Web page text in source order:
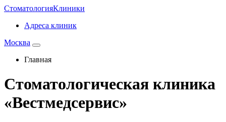
СтоматологияКлиники
Адреса клиник
Москва
Главная
Стоматологическая клиника
«Вестмедсервис»